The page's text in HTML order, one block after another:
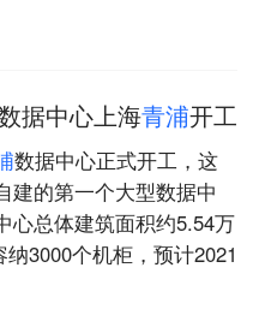
据中心上海青浦开工
数据中心正式开工，这
建的第一个大型数据中
心总体建筑面积约5.54万
3000个机柜，预计2021